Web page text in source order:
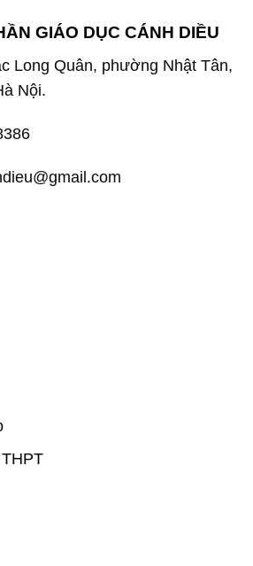
GIÁO DỤC CÁNH DIỀU
Long Quân, phường Nhật Tân,
Nội.